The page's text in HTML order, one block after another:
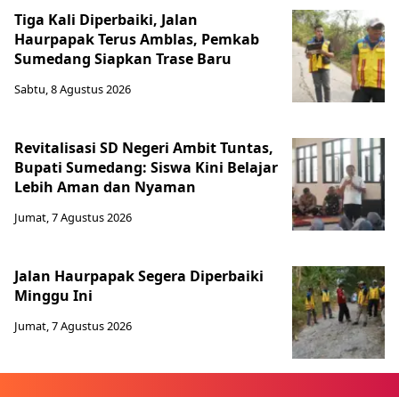
Tiga Kali Diperbaiki, Jalan
Haurpapak Terus Amblas, Pemkab
Sumedang Siapkan Trase Baru
Sabtu, 8 Agustus 2026
Revitalisasi SD Negeri Ambit Tuntas,
Bupati Sumedang: Siswa Kini Belajar
Lebih Aman dan Nyaman
Jumat, 7 Agustus 2026
Jalan Haurpapak Segera Diperbaiki
Minggu Ini
Jumat, 7 Agustus 2026